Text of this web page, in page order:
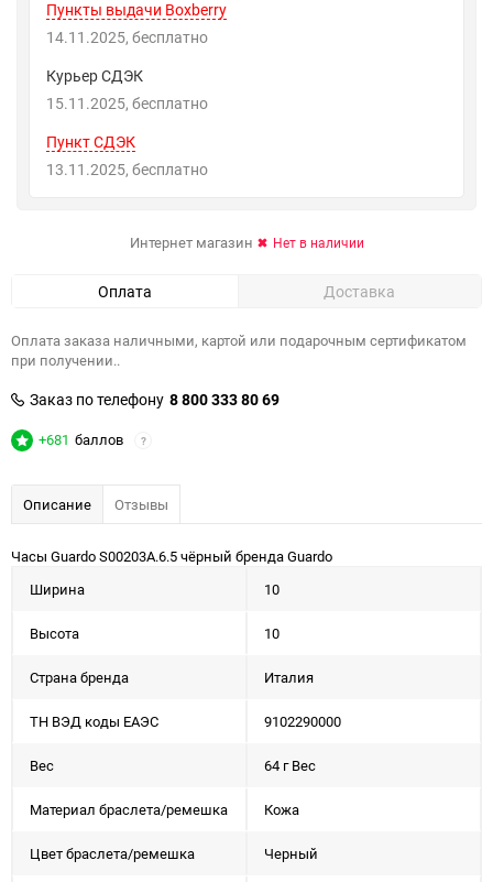
Пункты выдачи Boxberry
14.11.2025
Бесплатно
Курьер СДЭК
15.11.2025
Бесплатно
Пункт СДЭК
13.11.2025
Бесплатно
Интернет магазин Нет в наличии
Оплата Доставка
Оплата заказа наличными, картой или подарочным сертификатом
при получении..
Заказ по телефону 8 800 333 80 69
+681 баллов ?
Описание Отзывы
Часы Guardo S00203A.6.5 чёрный бренда Guardo
Ширина
10
Высота 10
Страна бренда Италия
ТН ВЭД коды ЕАЭС 9102290000
Вес 64 г Вес
Материал браслета/ремешка Кожа
Цвет браслета/ремешка Черный